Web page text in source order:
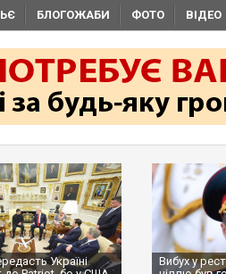
БЛОГОЖАБИ ФОТО ВІДЕО
Україні
Вибух у